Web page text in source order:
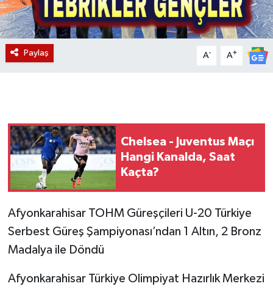
Paylaş A- A+
Chelsea - Juventus Maçı
Hangi Kanalda, Saat
Kaçta?
Afyonkarahisar TOHM Güreşçileri U-20 Türkiye
Serbest Güreş Şampiyonası’ndan 1 Altın, 2 Bronz
Madalya ile Döndü
Afyonkarahisar Türkiye Olimpiyat Hazırlık Merkezi